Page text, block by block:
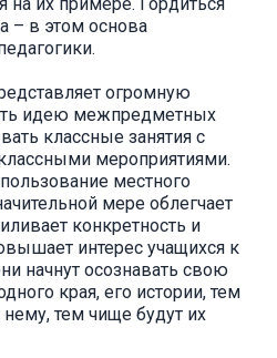
– в этом основа
огромную
идею межпредметных
классные занятия с
мероприятиями.
местного
мере облегчает
конкретность и
интерес учащихся к
начнут осознавать свою
края, его истории, тем
тем чище будут их